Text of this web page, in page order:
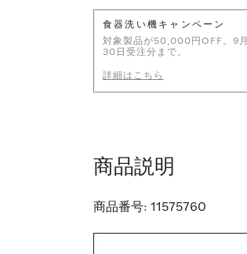
食器洗い機キャンペーン
対象製品が50,000円OFF。9月
30日受注分まで。
詳細はこちら
商品説明
商品番号: 11575760